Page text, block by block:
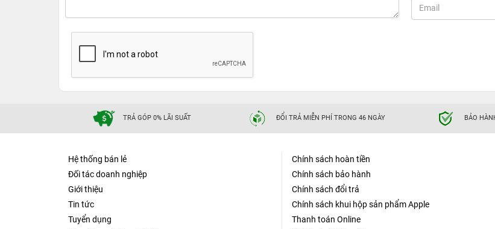
TRẢ GÓP 0% LÃI SUẤT ĐỔI TRẢ MIỄN PHÍ TRONG 46 NGÀY BẢO
Hệ thống bán lẻ
Đối tác doanh nghiệp
Giới thiệu
Tin tức
Tuyển dụng
Chính sách hoàn tiền
Chính sách bảo hành
Chính sách đổi trả
Chính sách khui hộp sản phẩm Apple
Thanh toán Online